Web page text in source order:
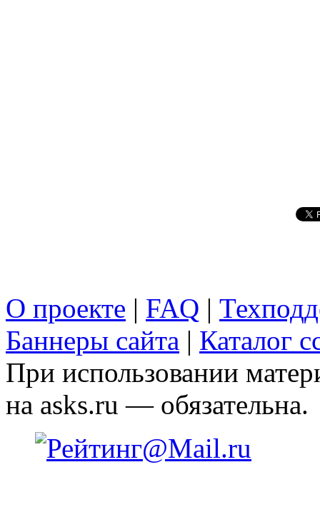
О проекте | FAQ |
Баннеры сайта | Каталог
При использовании
на asks.ru — обязательна.